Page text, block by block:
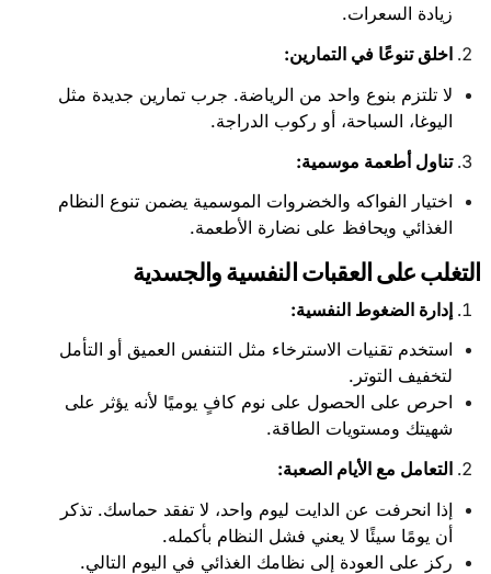
زيادة السعرات.
اخلق تنوعًا في التمارين:
لا تلتزم بنوع واحد من الرياضة. جرب تمارين جديدة مثل
اليوغا، السباحة، أو ركوب الدراجة.
تناول أطعمة موسمية:
اختيار الفواكه والخضروات الموسمية يضمن تنوع النظام
الغذائي ويحافظ على نضارة الأطعمة.
التغلب على العقبات النفسية والجسدية
إدارة الضغوط النفسية:
استخدم تقنيات الاسترخاء مثل التنفس العميق أو التأمل
لتخفيف التوتر.
احرص على الحصول على نوم كافٍ يوميًا لأنه يؤثر على
شهيتك ومستويات الطاقة.
التعامل مع الأيام الصعبة:
إذا انحرفت عن الدايت ليوم واحد، لا تفقد حماسك. تذكر
أن يومًا سيئًا لا يعني فشل النظام بأكمله.
ركز على العودة إلى نظامك الغذائي في اليوم التالي.